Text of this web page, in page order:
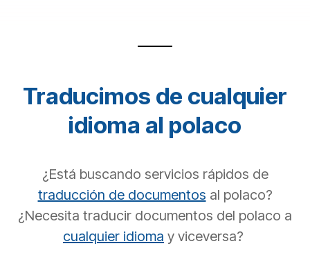
Traducimos de cualquier
idioma al polaco
¿Está buscando servicios rápidos de
traducción de documentos al polaco?
¿Necesita traducir documentos del polaco a
cualquier idioma y viceversa?